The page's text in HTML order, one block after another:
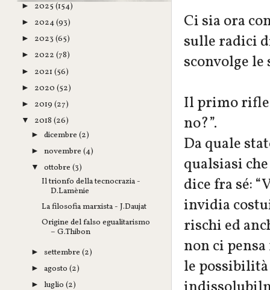
Ci sia ora
sulle radici
sconvolge le
Il primo
no?”.
Da quale
qualsiasi
dice fra sé:
invidia
rischi ed
non ci
le possibilità
► 2025 (154)
► 2024(93)
► 2023 (65)
► 2022 (78)
► 2021 (56)
► 2020 (52)
► 2019 (27)
▼ 2018 (26)
►dicembre(2)
►novembre(4)
▼ottobre(3)
Il trionfo della tecnocrazia -
D.Lamènie
La filosofia marxista - J.Daujat
Origine del falso egualitarismo
– G.Thibon
► settembre(2)
►agosto(2)
►luglio(2)